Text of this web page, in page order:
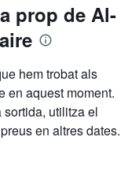
prop de Al-
hem trobat als
en aquest moment.
utilitza el
en altres dates.